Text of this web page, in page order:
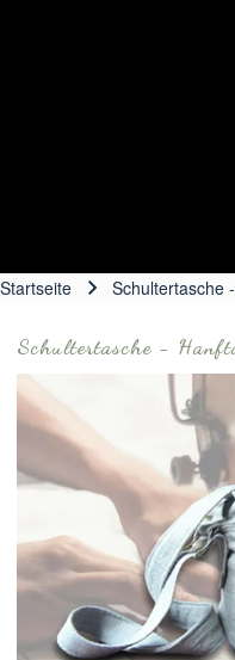
Startseite Schultertasche
Schultertasche -